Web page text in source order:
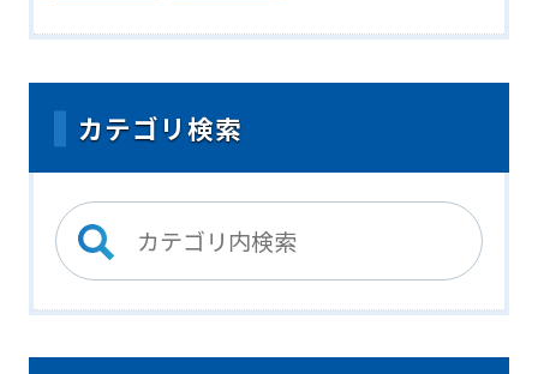
カテゴリ検索